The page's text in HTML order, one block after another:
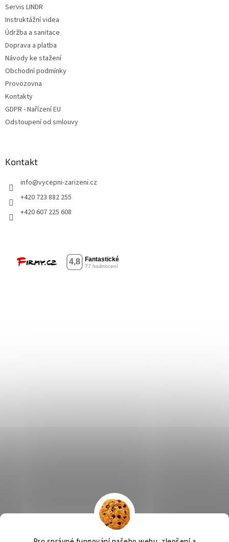
Servis LINDR
Instruktážní videa
Údržba a sanitace
Doprava a platba
Návody ke stažení
Obchodní podmínky
Provozovna
Kontakty
GDPR - Nařízení EU
Odstoupení od smlouvy
Kontakt
info@vycepni-zarizeni.cz
+420 723 882 255
+420 607 225 608
Výčepní zařízení, chlazení na pivo, chlazení piva OSMO CZ